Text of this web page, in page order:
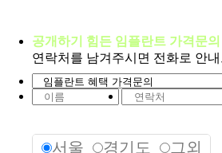
공개하기 힘든 임플란트 가격문의
연락처를 남겨주시면 전화로 안
서울 경기도 그외